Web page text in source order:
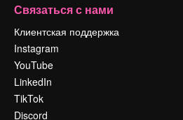
Связаться с нами
Клиентская поддержка
Instagram
YouTube
LinkedIn
TikTok
Discord